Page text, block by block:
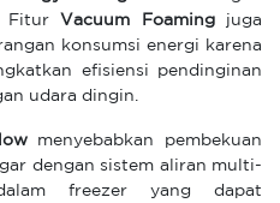
Fitur Vacuum Foamingjuga
konsumsi energi karena
efisiensi pendinginan
udara dingin.
menyebabkan pembekuan
dengan sistem aliran multi-
freezer yang dapat